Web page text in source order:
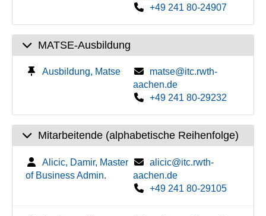
+49 241 80-24907
MATSE-Ausbildung
Ausbildung, Matse
matse@itc.rwth-
aachen.de
+49 241 80-29232
Mitarbeitende (alphabetische Reihenfolge)
Alicic, Damir, Master
of Business Admin.
alicic@itc.rwth-
aachen.de
+49 241 80-29105